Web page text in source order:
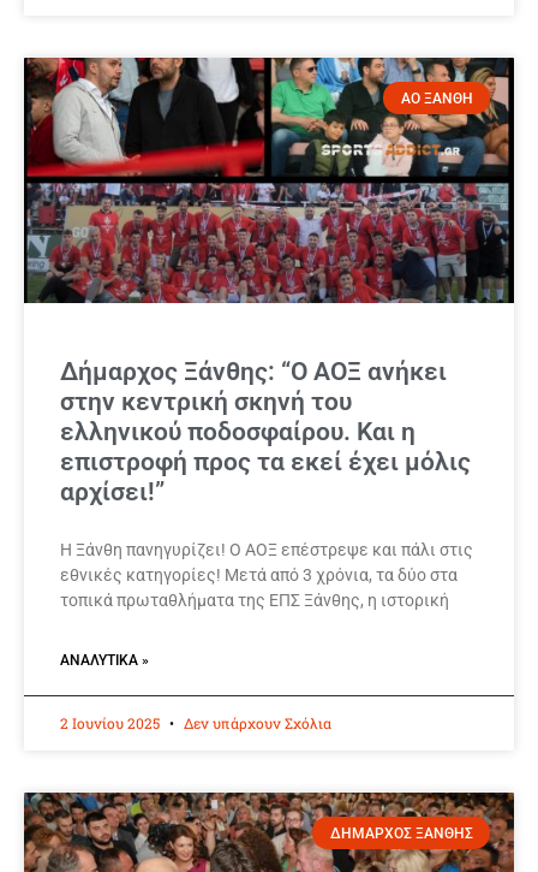
ΑΟ ΞΑΝΘΗ
Δήμαρχος Ξάνθης: “Ο ΑΟΞ ανήκει
στην κεντρική σκηνή του
ελληνικού ποδοσφαίρου. Και η
επιστροφή προς τα εκεί έχει μόλις
αρχίσει!”
Η Ξάνθη πανηγυρίζει! Ο ΑΟΞ επέστρεψε και πάλι στις
εθνικές κατηγορίες! Μετά από 3 χρόνια, τα δύο στα
τοπικά πρωταθλήματα της ΕΠΣ Ξάνθης, η ιστορική
ΑΝΑΛΥΤΙΚΆ »
2 Ιουνίου 2025 Δεν υπάρχουν Σχόλια
ΔΗΜΑΡΧΟΣ ΞΑΝΘΗΣ